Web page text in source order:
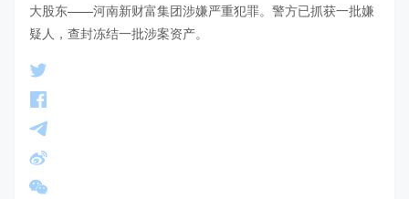
大股东——河南新财富集团涉嫌严重犯罪。警方已抓获一批嫌
疑人，查封冻结一批涉案资产。